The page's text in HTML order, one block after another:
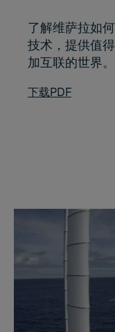
了解维萨拉如
技术，提供值
加互联的世界。
下载PDF